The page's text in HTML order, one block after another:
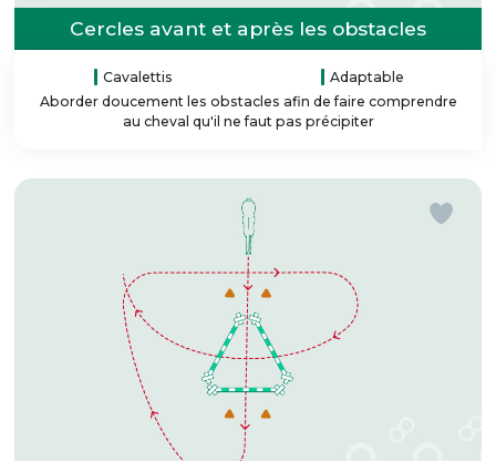
Cercles avant et après les obstacles
Cavalettis
Adaptable
Aborder doucement les obstacles afin de faire comprendre
au cheval qu'il ne faut pas précipiter